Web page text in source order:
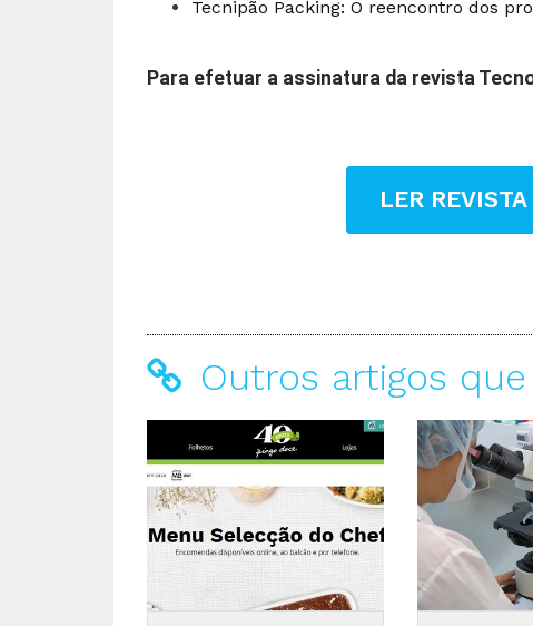
Tecnipão Packing: O reencontro dos
Para efetuar a assinatura da revista
LER
Outros artigos